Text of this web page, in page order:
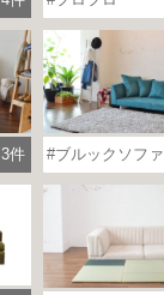
3件 ブルックソファ